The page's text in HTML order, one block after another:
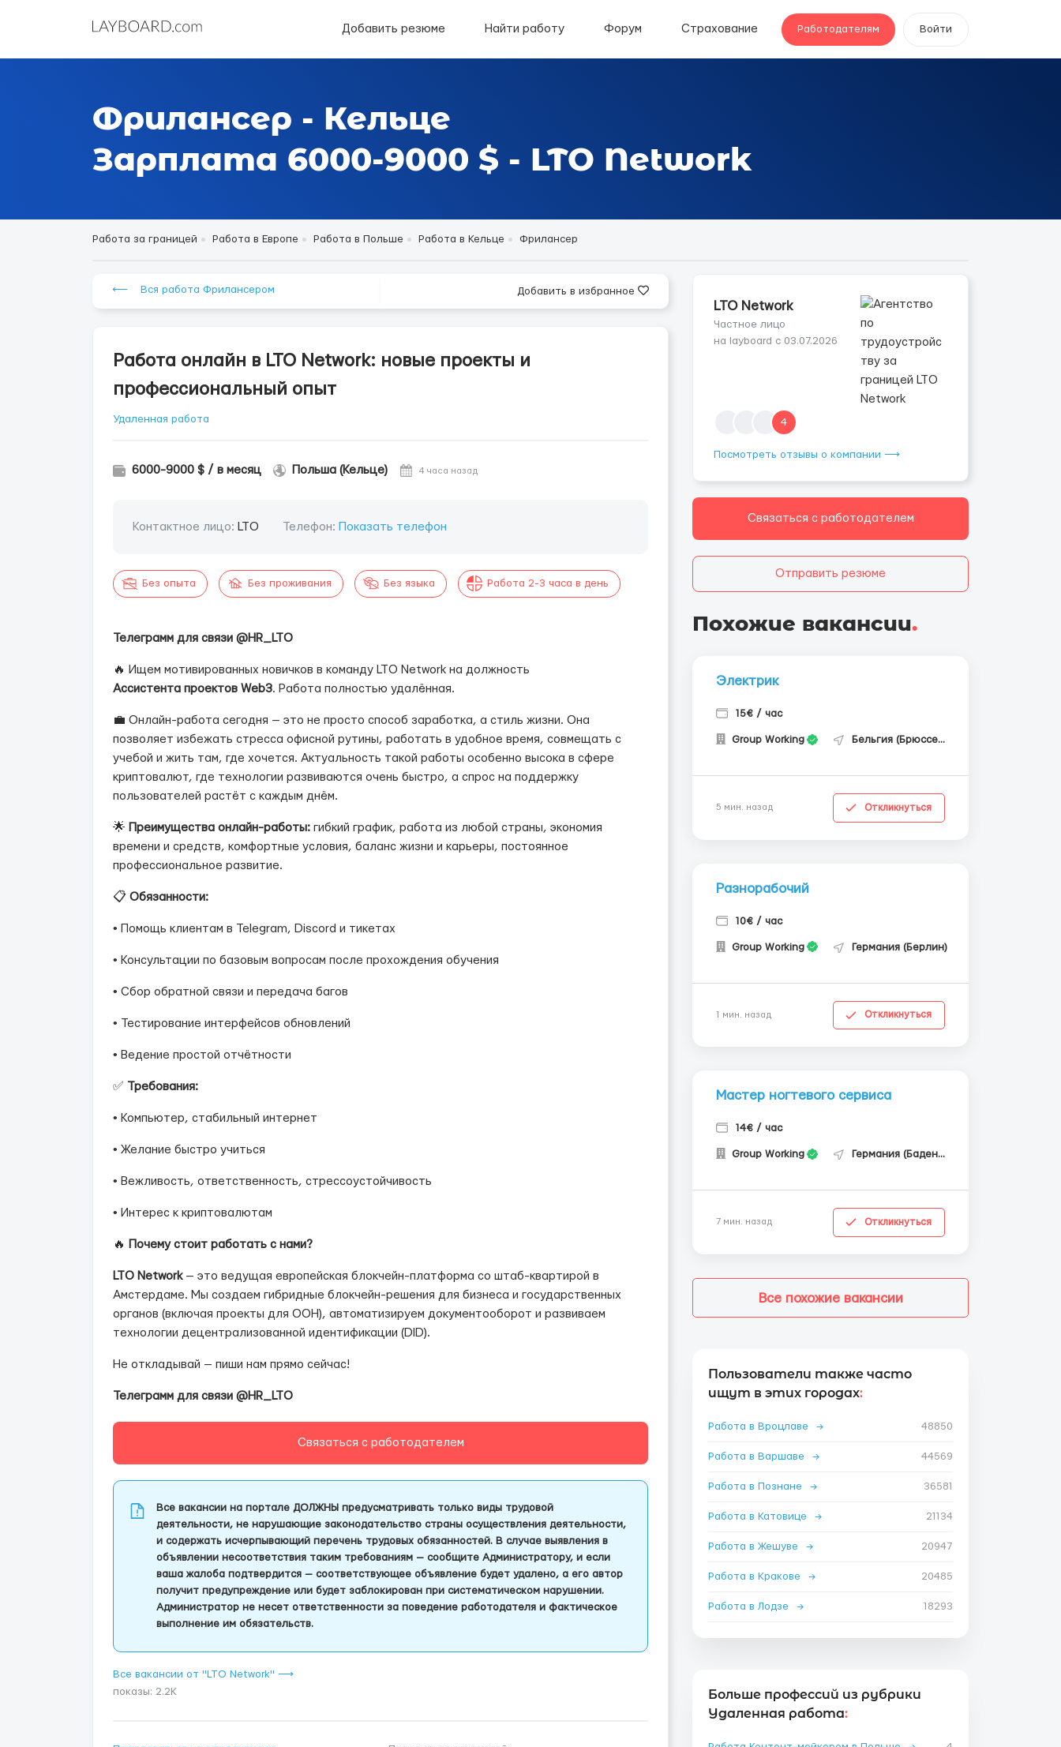
Добавить резюме Найти работу Форум Страхование Работодателям Войти
Фрилансер - Кельце
Зарплата 6000-9000 $ - LTO Network
Работа за границей Работа в Европе Работа в Польше Работа в Кельце Фрилансер
⟵ Вся работа Фрилансером Добавить в избранное
Работа онлайн в LTO Network: новые проекты и
профессиональный опыт
Удаленная работа
6000-9000 $ / в месяц Польша (Кельце) 4 часа назад
Контактное лицо: LTO Телефон: Показать телефон
Без опыта Без проживания Без языка Работа 2-3 часа в день
Телеграмм для связи @HR_LTO
🔥 Ищем мотивированных новичков в команду LTO Network на должность
Ассистента проектов Web3. Работа полностью удалённая.
💼 Онлайн-работа сегодня — это не просто способ заработка, а стиль жизни. Она
позволяет избежать стресса офисной рутины, работать в удобное время, совмещать с
учебой и жить там, где хочется. Актуальность такой работы особенно высока в сфере
криптовалют, где технологии развиваются очень быстро, а спрос на поддержку
пользователей растёт с каждым днём.
🌟 Преимущества онлайн-работы: гибкий график, работа из любой страны, экономия
времени и средств, комфортные условия, баланс жизни и карьеры, постоянное
профессиональное развитие.
📋 Обязанности:
• Помощь клиентам в Telegram, Discord и тикетах
• Консультации по базовым вопросам после прохождения обучения
• Сбор обратной связи и передача багов
• Тестирование интерфейсов обновлений
• Ведение простой отчётности
✅ Требования:
• Компьютер, стабильный интернет
• Желание быстро учиться
• Вежливость, ответственность, стрессоустойчивость
• Интерес к криптовалютам
🔥 Почему стоит работать с нами?
LTO Network— это ведущая европейская блокчейн-платформа со штаб-квартирой в
Амстердаме. Мы создаем гибридные блокчейн-решения для бизнеса и государственных
органов (включая проекты для ООН), автоматизируем документооборот и развиваем
технологии децентрализованной идентификации (DID).
Не откладывай — пиши нам прямо сейчас!
Телеграмм для связи @HR_LTO
Связаться с работодателем
Все вакансии на портале ДОЛЖНЫ предусматривать только виды трудовой
деятельности, не нарушающие законодательство страны осуществления деятельности,
и содержать исчерпывающий перечень трудовых обязанностей. В случае выявления в
объявлении несоответствия таким требованиям — сообщите Администратору, и если
ваша жалоба подтвердится — соответствующее объявление будет удалено, а его автор
получит предупреждение или будет заблокирован при систематическом нарушении.
Администратор не несет ответственности за поведение работодателя и фактическое
выполнение им обязательств.
Все вакансии от "LTO Network" ⟶
показы: 2.2K
LTO Network
Частное лицо
на layboard с 03.07.2026
4
Посмотреть отзывы о компании ⟶
Связаться с работодателем
Отправить резюме
Похожие вакансии.
Электрик
15€ / час
Group Working Бельгия (Брюссель)
5 мин. назад Откликнуться
Разнорабочий
10€ / час
Group Working Германия (Берлин)
1 мин. назад Откликнуться
Мастер ногтевого сервиса
14€ / час
Group Working Германия (Баден-Вюртемберг)
7 мин. назад Откликнуться
Все похожие вакансии
Пользователи также часто
ищут в этих городах:
Работа в Вроцлаве → 48850
Работа в Варшаве → 44569
Работа в Познане → 36581
Работа в Катовице → 21134
Работа в Жешуве → 20947
Работа в Кракове → 20485
Работа в Лодзе → 18293
Больше профессий из рубрики
Удаленная работа: